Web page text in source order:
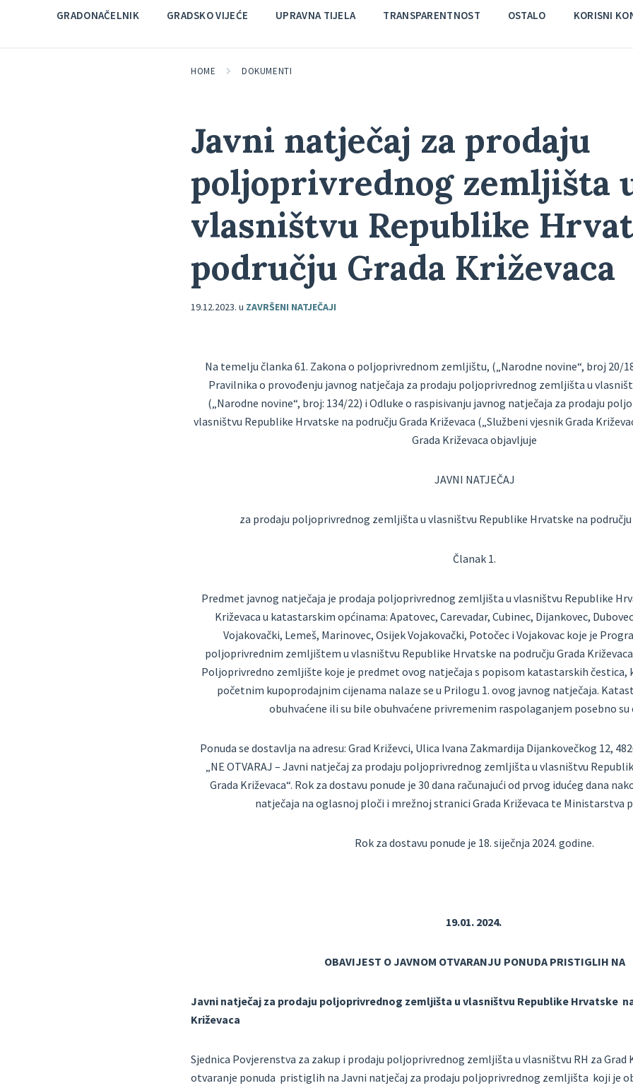
GRADONAČELNIK GRADSKO VIJEĆE UPRAVNA TIJELA TRANSPARENTNOST OSTALO KORISNI
HOME DOKUMENTI
Javni natječaj za prodaju
poljoprivrednog zemljišta
vlasništvu Republike
području Grada Križevaca
19.12.2023.u ZAVRŠENI NATJEČAJI
Na temelju članka 61. Zakona o poljoprivrednom zemljištu, („Narodne novine“, broj 20/
Pravilnika o provođenju javnog natječaja za prodaju poljoprivrednog zemljišta u
(„Narodne novine“, broj: 134/22) i Odluke o raspisivanju javnog natječaja za prodaju
vlasništvu Republike Hrvatske na području Grada Križevaca („Službeni vjesnik Grada
Grada Križevaca objavljuje
JAVNI NATJEČAJ
za prodaju poljoprivrednog zemljišta u vlasništvu Republike Hrvatske na području
Članak 1.
Predmet javnog natječaja je prodaja poljoprivrednog zemljišta u vlasništvu Republike
Križevaca u katastarskim općinama: Apatovec, Carevadar, Cubinec, Dijankovec,
Vojakovački, Lemeš, Marinovec, Osijek Vojakovački, Potočec i Vojakovac koje je
poljoprivrednim zemljištem u vlasništvu Republike Hrvatske na području Grada
Poljoprivredno zemljište koje je predmet ovog natječaja s popisom katastarskih čestica,
početnim kupoprodajnim cijenama nalaze se u Prilogu 1. ovog javnog natječaja.
obuhvaćene ili su bile obuhvaćene privremenim raspolaganjem posebno su
Ponuda se dostavlja na adresu: Grad Križevci, Ulica Ivana Zakmardija Dijankovečkog 12,
„NE OTVARAJ – Javni natječaj za prodaju poljoprivrednog zemljišta u vlasništvu
Grada Križevaca“. Rok za dostavu ponude je 30 dana računajući od prvog idućeg dana
natječaja na oglasnoj ploči i mrežnoj stranici Grada Križevaca te Ministarstva
Rok za dostavu ponude je 18. siječnja 2024. godine.
19.01. 2024.
OBAVIJEST O JAVNOM OTVARANJU PONUDA PRISTIGLIH NA
Javni natječaj za prodaju poljoprivrednog zemljišta u vlasništvu Republike Hrvatske
Križevaca
Sjednica Povjerenstva za zakup i prodaju poljoprivrednog zemljišta u vlasništvu RH za Grad
otvaranje ponuda pristiglih na Javni natječaj za prodaju poljoprivrednog zemljišta koji je